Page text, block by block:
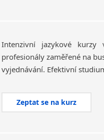
Intenzivní jazykové
profesionály zaměřené na
Zeptat se na kurz